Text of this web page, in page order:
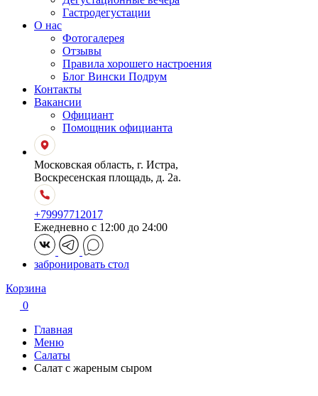
Гастродегустации
О нас
Фотогалерея
Отзывы
Правила хорошего настроения
Блог Вински Подрум
Контакты
Вакансии
Официант
Помощник официанта
Московская область, г. Истра,
Воскресенская площадь, д. 2а.
+79997712017
Ежедневно с 12:00 до 24:00
забронировать стол
Корзина
0
Главная
Меню
Салаты
Салат с жареным сыром